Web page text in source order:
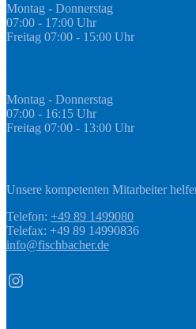
Montag - Donnerstag
07:00 - 17:00 Uhr
Freitag 07:00 - 15:00 Uhr
Montag - Donnerstag
07:00 - 16:15 Uhr
Freitag 07:00 - 13:00 Uhr
Unsere kompetenten Mitarbeiter
Telefon: +49 89 1499080
Telefax: +49 89 14990836
info@fischbacher.de
Instagram